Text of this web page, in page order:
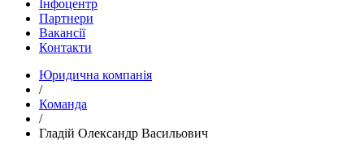
Інфоцентр
Партнери
Вакансії
Контакти
Юридична компанія
/
Команда
/
Гладій Олександр Васильович